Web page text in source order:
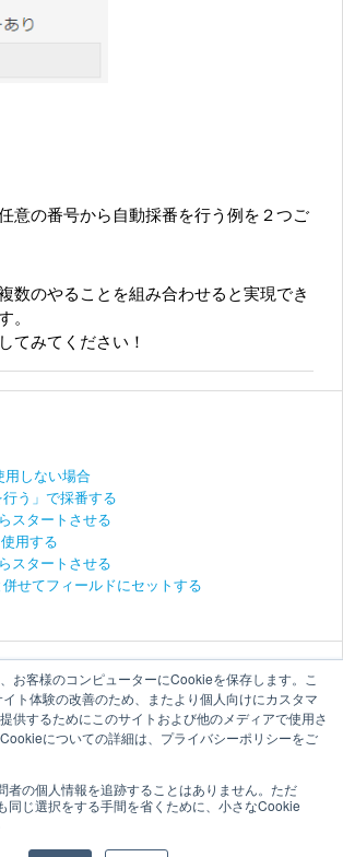
お客様のコンピューターにCookieを保存します。こ
ト体験の改善のため、またより個人向けにカスタマ
供するためにこのサイトおよび他のメディアで使用さ
についての詳細は、プライバシーポリシーをご
者の個人情報を追跡することはありません。ただ
同じ選択をする手間を省くために、小さなCookie
意の番号から自動採番を行う例を２つご
数のやることを組み合わせると実現でき
。
てみてください！
用しない場合
う」で採番する
スタートさせる
用する
スタートさせる
せてフィールドにセットする